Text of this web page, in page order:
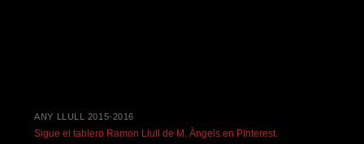
ANY LLULL 2015-2016
Sigue el tablero Ramon Llull de M. Àngels en Pinterest.